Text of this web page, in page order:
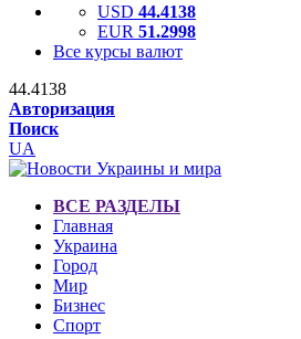
USD 44.4138
EUR 51.2998
Все курсы валют
44.4138
Авторизация
Поиск
UA
ВСЕ РАЗДЕЛЫ
Главная
Украина
Город
Мир
Бизнес
Спорт